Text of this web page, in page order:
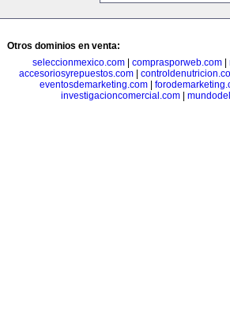
Otros dominios en venta:
seleccionmexico.com| comprasporweb.com|
accesoriosyrepuestos.com
eventosdemarketing.com|
investigacioncomercial.com